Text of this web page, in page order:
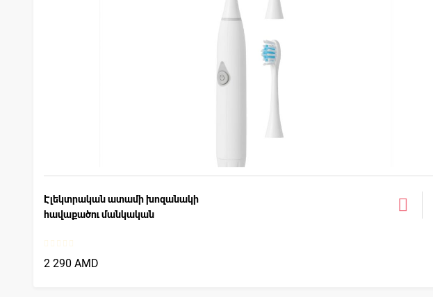
Էլեկտրական ատամի խոզանակի
հավաքածու մանկական
2 290 AMD